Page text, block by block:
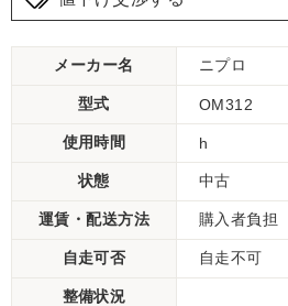
メーカー名 ニプロ
型式 OM312
使用時間 h
状態 中古
運賃・配送方法 購入者負担
自走可否 自走不可
整備状況